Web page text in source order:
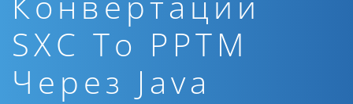
SXC To PPTM
Через Java